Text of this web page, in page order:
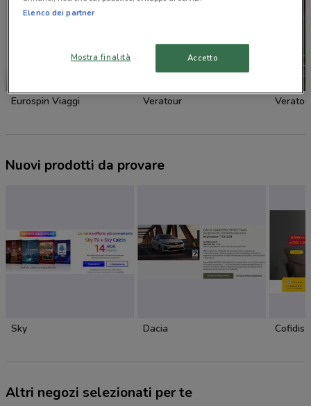
Eurospin Viaggi Veratour
Nuovi prodotti da provare
Sky Dacia Cofidis
Altri negozi selezionati per te
Elenco dei partner
Mostra finalità Accetto